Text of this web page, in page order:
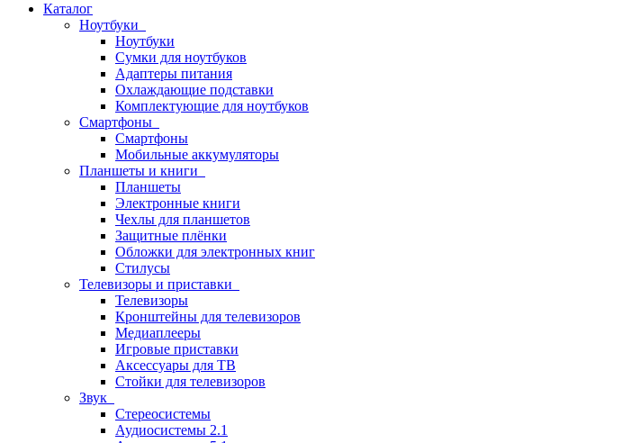
Каталог
Ноутбуки
Ноутбуки
Сумки для ноутбуков
Адаптеры питания
Охлаждающие подставки
Комплектующие для ноутбуков
Смартфоны
Смартфоны
Мобильные аккумуляторы
Планшеты и книги
Планшеты
Электронные книги
Чехлы для планшетов
Защитные плёнки
Обложки для электронных книг
Стилусы
Телевизоры и приставки
Телевизоры
Кронштейны для телевизоров
Медиаплееры
Игровые приставки
Аксессуары для ТВ
Стойки для телевизоров
Звук
Стереосистемы
Аудиосистемы 2.1